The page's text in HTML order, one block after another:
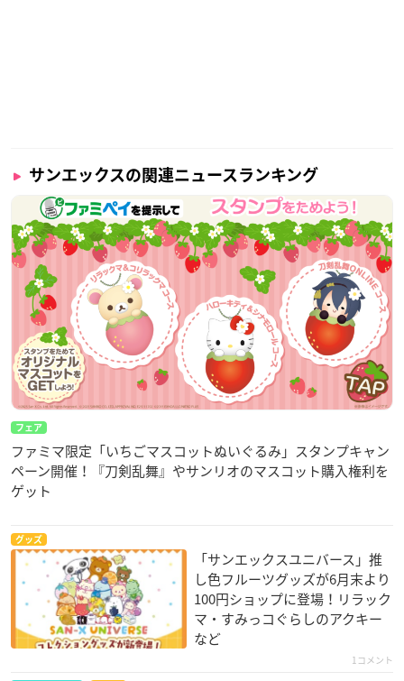
サンエックスの関連ニュースランキング
フェア
ファミマ限定「いちごマスコットぬいぐるみ」スタンプキャン
ペーン開催！『刀剣乱舞』やサンリオのマスコット購入権利を
ゲット
グッズ
「サンエックスユニバース」推
し色フルーツグッズが6月末より
100円ショップに登場！リラック
マ・すみっコぐらしのアクキー
など
1コメント